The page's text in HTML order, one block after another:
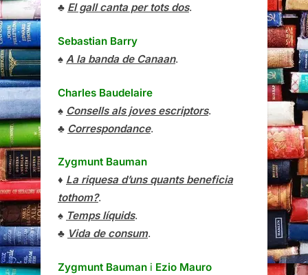
♣ El gall canta per tots dos.
Sebastian Barry
♠ A la banda de Canaan.
Charles Baudelaire
♠ Consells als joves escriptors.
♣ Correspondance.
Zygmunt Bauman
♦ La riquesa d’uns quants beneficia
tothom?.
♠ Temps líquids.
♣ Vida de consum.
Zygmunt Bauman i Ezio Mauro